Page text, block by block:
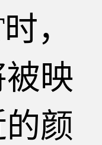
，
映
颜